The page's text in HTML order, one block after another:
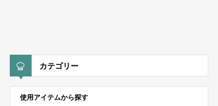
カテゴリー
使用アイテムから探す